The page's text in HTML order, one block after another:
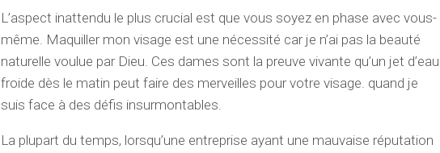
L’aspect inattendu le plus crucial est que vous soyez en phase avec vous-
même. Maquiller mon visage est une nécessité car je n’ai pas la beauté
naturelle voulue par Dieu. Ces dames sont la preuve vivante qu’un jet d’eau
froide dès le matin peut faire des merveilles pour votre visage. quand je
suis face à des défis insurmontables.
La plupart du temps, lorsqu’une entreprise ayant une mauvaise réputation